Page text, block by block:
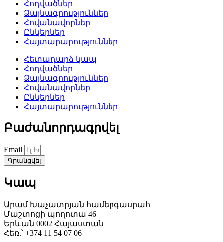
Հոդվածներ
Ձայնագրություններ
Հովանավորներ
Ընկերներ
Հայտարարություններ
Հետադարձ կապ
Հոդվածներ
Ձայնագրություններ
Հովանավորներ
Ընկերներ
Հայտարարություններ
Բաժանորդագրվել
Email
Գրանցվել
Կապ
Արամ Խաչատրյան համերգասրահ
Մաշտոցի պողոտա 46
Երևան 0002 Հայաստան
Հեռ.՝ +374 11 54 07 06